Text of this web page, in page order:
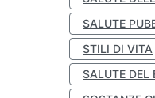
SALUTE
STILI DI VITA
SALUTE DEL